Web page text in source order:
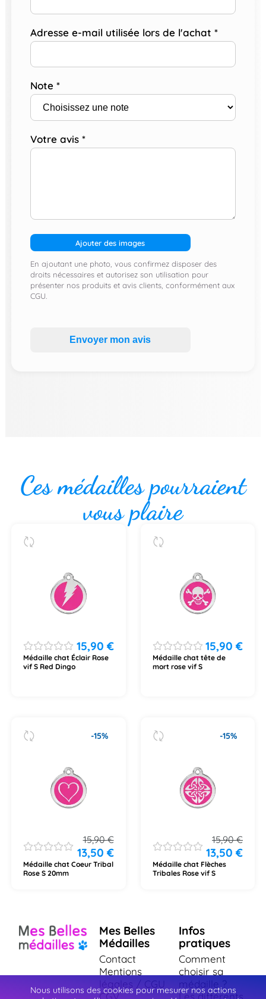
Adresse e-mail utilisée lors de l'achat *
Note *
Votre avis *
Ajouter des images
En ajoutant une photo, vous confirmez disposer des
droits nécessaires et autorisez son utilisation pour
présenter nos produits et avis clients, conformément aux
CGU.
Envoyer mon avis
Ces médailles pourraient
vous plaire
15,90 €
Médaille chat Éclair Rose
vif S Red Dingo
15,90€
Médaille chat tête de
mort rose vif S
-15%
15,90€
13,50 €
Médaille chat Coeur Tribal
Rose S 20mm
-15%
15,90€
13,50€
Médaille chat Flèches
Tribales Rose vif S
Mes Belles
Médailles
Contact
Mentions
légales / CGU
CGV
Infos
pratiques
Comment
choisir sa
médaille ?
Les différents
Nous utilisons des cookies pour mesurer nos actions